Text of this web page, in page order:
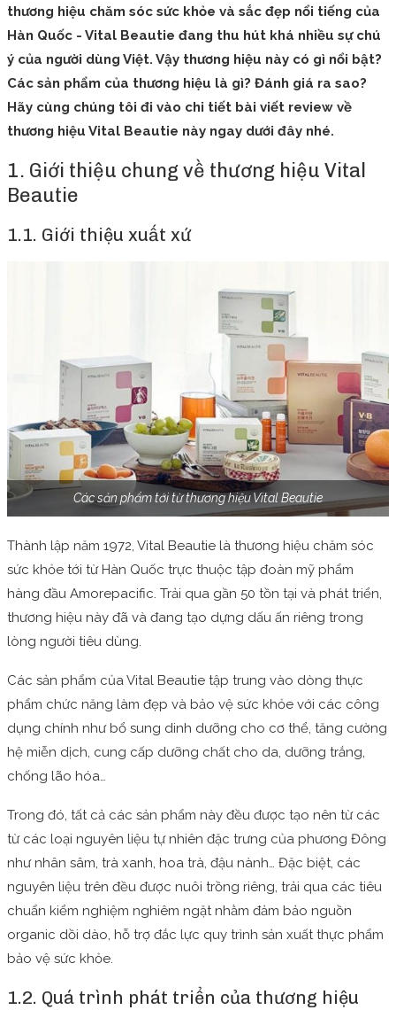
thương hiệu chăm sóc sức khỏe và sắc đẹp nổi tiếng của
Hàn Quốc - Vital Beautie đang thu hút khá nhiều sự chú
ý của người dùng Việt. Vậy thương hiệu này có gì nổi bật?
Các sản phẩm của thương hiệu là gì? Đánh giá ra sao?
Hãy cùng chúng tôi đi vào chi tiết bài viết review về
thương hiệu Vital Beautie này ngay dưới đây nhé.
1. Giới thiệu chung về thương hiệu Vital
Beautie
1.1. Giới thiệu xuất xứ
Các sản phẩm tới từ thương hiệu Vital Beautie
Thành lập năm 1972, Vital Beautie là thương hiệu chăm sóc
sức khỏe tới từ Hàn Quốc trực thuộc tập đoàn mỹ phẩm
hàng đầu Amorepacific. Trải qua gần 50 tồn tại và phát triển,
thương hiệu này đã và đang tạo dựng dấu ấn riêng trong
lòng người tiêu dùng.
Các sản phẩm của Vital Beautie tập trung vào dòng thực
phẩm chức năng làm đẹp và bảo vệ sức khỏe với các công
dụng chính như bổ sung dinh dưỡng cho cơ thể, tăng cường
hệ miễn dịch, cung cấp dưỡng chất cho da, dưỡng trắng,
chống lão hóa…
Trong đó, tất cả các sản phẩm này đều được tạo nên từ các
từ các loại nguyên liệu tự nhiên đặc trưng của phương Đông
như nhân sâm, trà xanh, hoa trà, đậu nành… Đặc biệt, các
nguyên liệu trên đều được nuôi trồng riêng, trải qua các tiêu
chuẩn kiểm nghiệm nghiêm ngặt nhằm đảm bảo nguồn
organic dồi dào, hỗ trợ đắc lực quy trình sản xuất thực phẩm
bảo vệ sức khỏe.
1.2. Quá trình phát triển của thương hiệu